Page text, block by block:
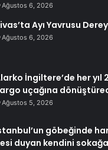
Ağustos 6, 2026
Ayı Yavrusu
Ağustos 6, 2026
İngiltere’de her yıl
uçağına
Ağustos 5, 2026
göbeğinde
duyan kendini